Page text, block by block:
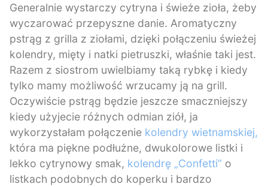
Generalnie wystarczy cytryna i świeże zioła, żeby
wyczarować przepyszne danie. Aromatyczny
pstrąg z grilla z ziołami, dzięki połączeniu świeżej
kolendry, mięty i natki pietruszki, właśnie taki jest.
Razem z siostrom uwielbiamy taką rybkę i kiedy
tylko mamy możliwość wrzucamy ją na grill.
Oczywiście pstrąg będzie jeszcze smaczniejszy
kiedy użyjecie różnych odmian ziół, ja
wykorzystałam połączenie kolendry wietnamskiej,
która ma piękne podłużne, dwukolorowe listki i
lekko cytrynowy smak, kolendrę „Confetti” o
listkach podobnych do koperku i bardzo